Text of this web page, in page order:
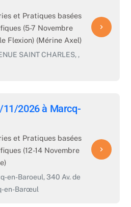
et Pratiques basées
(5-7 Novembre
Flexion) (Mérine Axel)
SAINT CHARLES, ,
navigate_next
2026 à Marcq-
et Pratiques basées
(12-14 Novembre
en-Baroeul, 340 Av. de
en-Barœul
navigate_next